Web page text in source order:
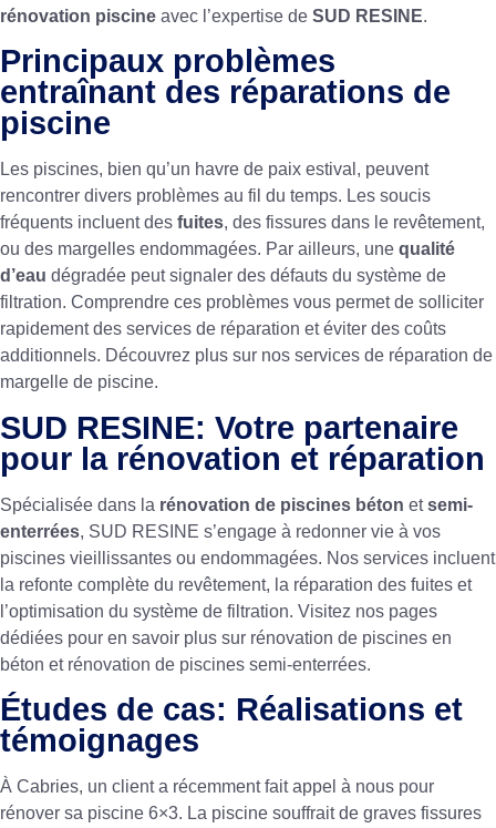
rénovation piscine avec l’expertise de SUD RESINE.
Principaux problèmes
entraînant des réparations de
piscine
Les piscines, bien qu’un havre de paix estival, peuvent
rencontrer divers problèmes au fil du temps. Les soucis
fréquents incluent des fuites, des fissures dans le revêtement,
ou des margelles endommagées. Par ailleurs, une qualité
d’eau dégradée peut signaler des défauts du système de
filtration. Comprendre ces problèmes vous permet de solliciter
rapidement des services de réparation et éviter des coûts
additionnels. Découvrez plus sur nos services de réparation de
margelle de piscine.
SUD RESINE: Votre partenaire
pour la rénovation et réparation
Spécialisée dans la rénovation de piscines béton etsemi-
enterrées, SUD RESINE s’engage à redonner vie à vos
piscines vieillissantes ou endommagées. Nos services incluent
la refonte complète du revêtement, la réparation des fuites et
l’optimisation du système de filtration. Visitez nos pages
dédiées pour en savoir plus sur rénovation de piscines en
béton et rénovation de piscines semi-enterrées.
Études de cas: Réalisations et
témoignages
À Cabries, un client a récemment fait appel à nous pour
rénover sa piscine 6×3. La piscine souffrait de graves fissures